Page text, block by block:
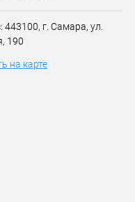
443100, г. Самара, ул.
190
на карте